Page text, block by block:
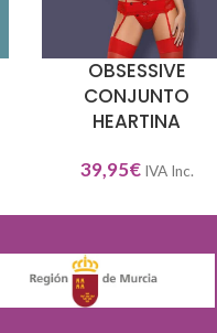
SELECCIONAR OPCIONES
OBSESSIVE
CONJUNTO
HEARTINA
39,95€ IVA Inc.